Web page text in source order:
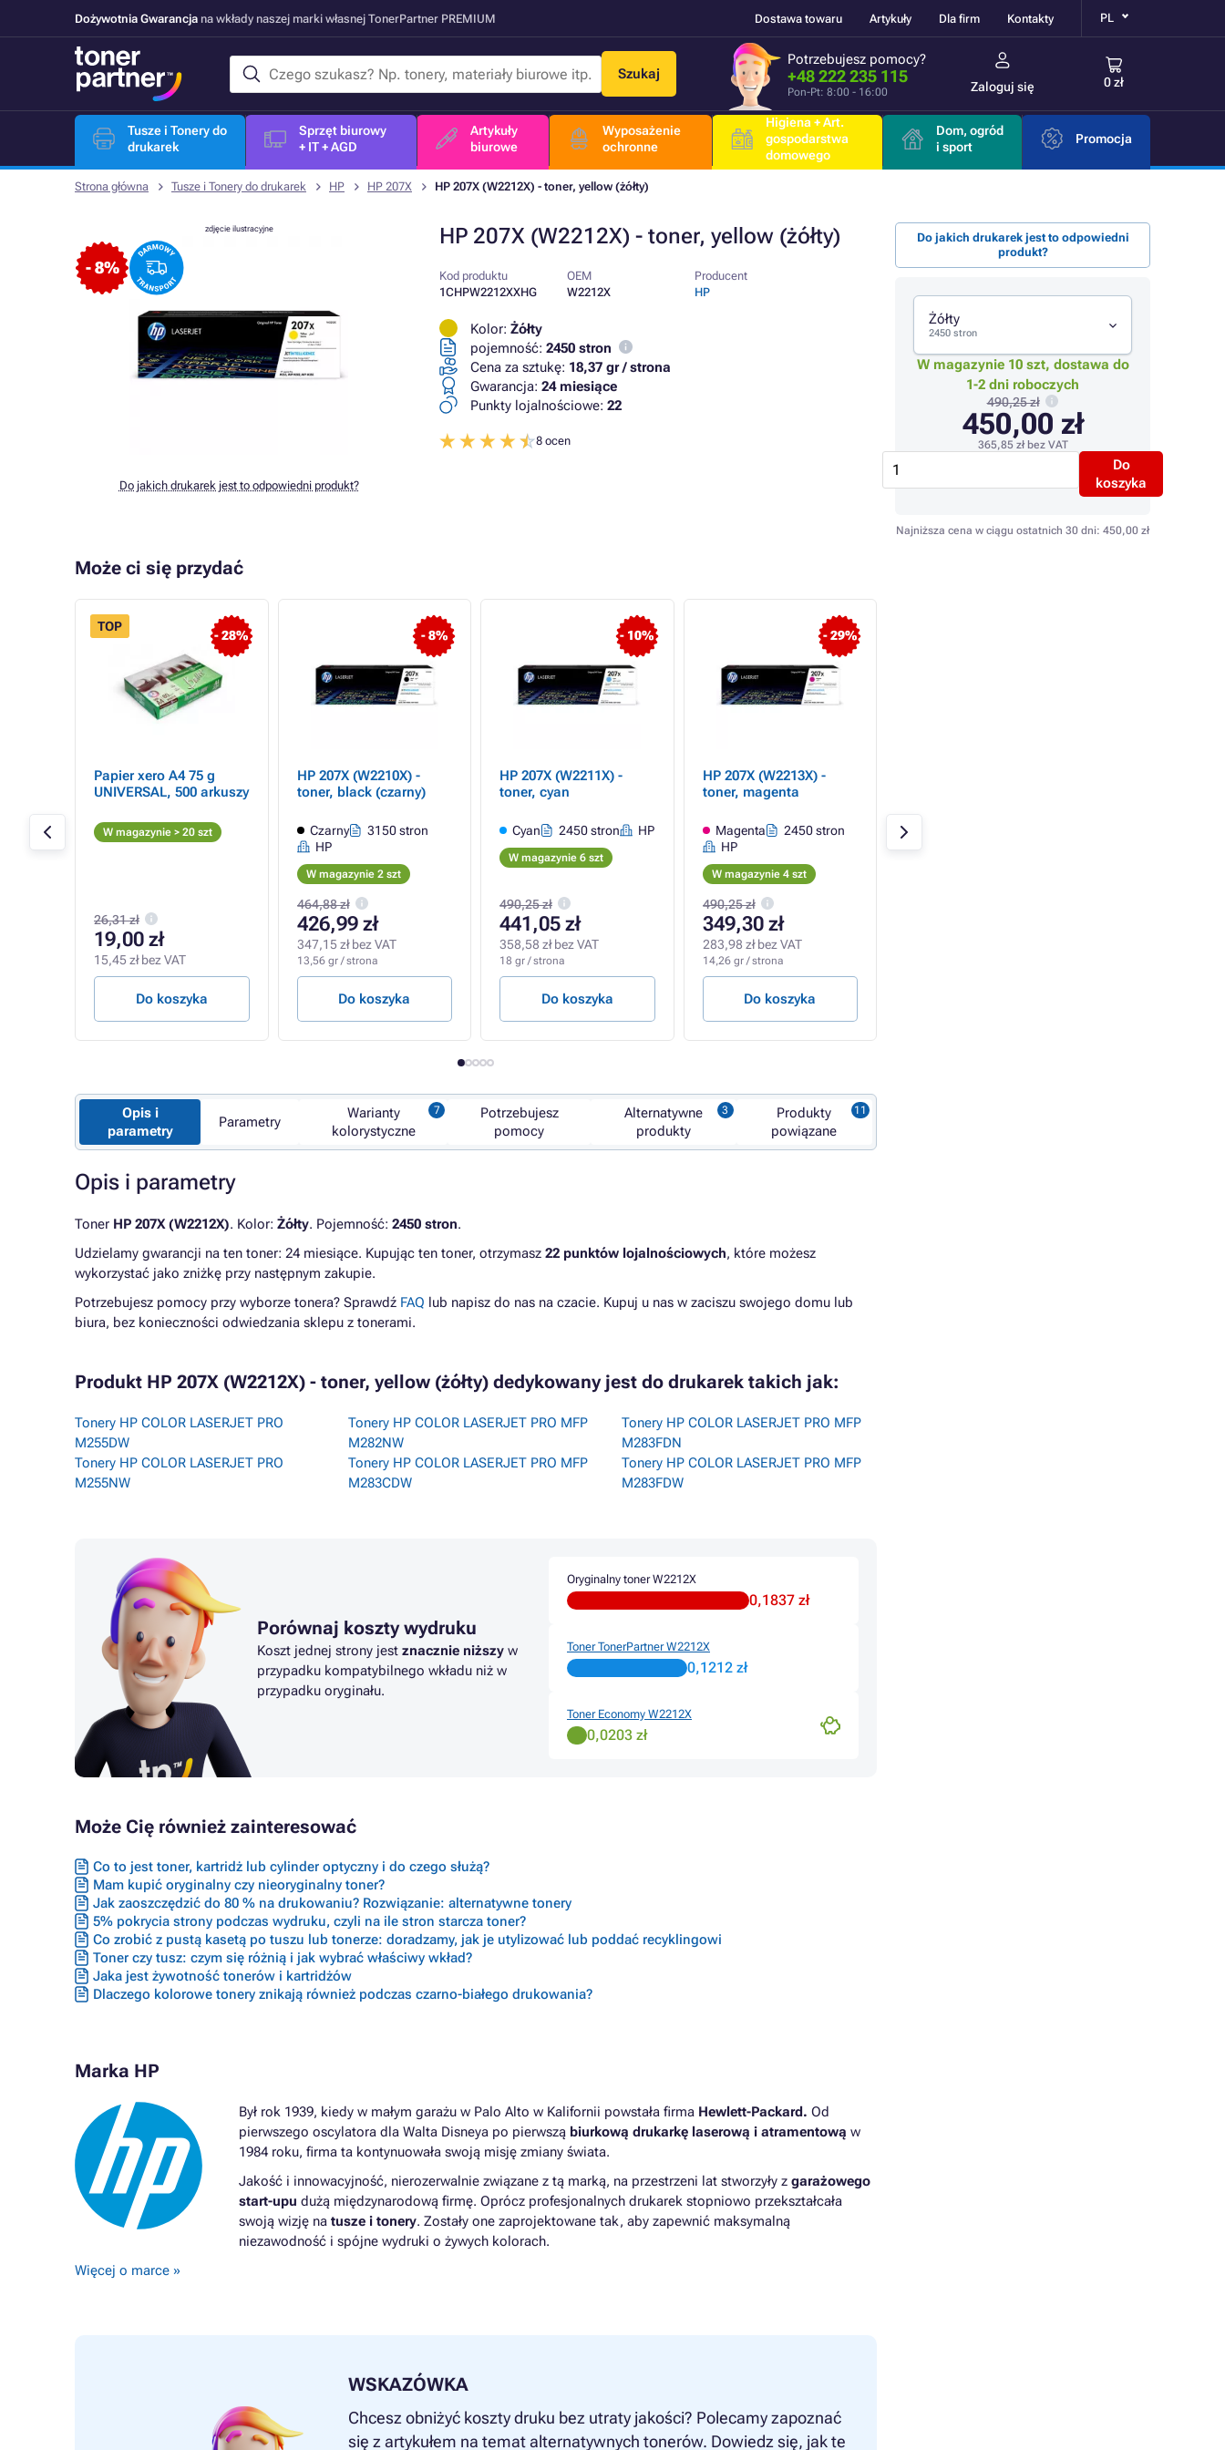
Dożywotnia Gwarancja na wkłady naszej marki własnej TonerPartner PREMIUM Dostawa towaru Artykuły Dla firm Kontakty PL
Szukaj
Potrzebujesz pomocy?
+48 222 235 115
Pon-Pt: 8:00 - 16:00 Zaloguj się 0 zł
Tusze i Tonery do
drukarek
Sprzęt biurowy
+ IT + AGD
Artykuły
biurowe
Wyposażenie
ochronne
Higiena + Art.
gospodarstwa
domowego
Dom, ogród
i sport
Promocja
Strona główna Tusze i Tonery do drukarek HP HP 207X HP 207X (W2212X) - toner, yellow (żółty)
HP 207X (W2212X) - toner, yellow (żółty)
- 8%
zdjęcie ilustracyjne
Do jakich drukarek jest to odpowiedni produkt?
Kod produktu
1CHPW2212XXHG
OEM
W2212X
Producent
HP
Kolor: Żółty
pojemność: 2450 stron
Cena za sztukę: 18,37 gr / strona
Gwarancja: 24 miesiące
Punkty lojalnościowe: 22
8 ocen
Do jakich drukarek jest to odpowiedni
produkt?
Żółty
2450 stron
W magazynie 10 szt, dostawa do
1-2 dni roboczych
490,25 zł
450,00 zł
365,85 złbez VAT
Do
koszyka
Najniższa cena w ciągu ostatnich 30 dni: 450,00 zł
Może ci się przydać
- 28%
TOP
Papier xero A4 75 g
UNIVERSAL, 500 arkuszy
W magazynie > 20 szt
26,31 zł
19,00 zł
15,45 zł bez VAT
Do koszyka
- 8%
HP 207X (W2210X) -
toner, black (czarny)
Czarny
3150 stron
HP
W magazynie 2 szt
464,88 zł
426,99 zł
347,15 zł bez VAT
13,56 gr / strona
Do koszyka
- 10%
HP 207X (W2211X) -
toner, cyan
Cyan 2450 stron HP
W magazynie 6 szt
490,25 zł
441,05 zł
358,58 zł bez VAT
18 gr / strona
Do koszyka
- 29%
HP 207X (W2213X) -
toner, magenta
Magenta
2450 stron
HP
W magazynie 4 szt
490,25 zł
349,30 zł
283,98 zł bez VAT
14,26 gr / strona
Do koszyka
Opis i
parametry
Parametry
Warianty
kolorystyczne
Potrzebujesz
pomocy
Alternatywne
produkty
Produkty
powiązane
Opis i parametry
Toner HP 207X (W2212X). Kolor: Żółty. Pojemność: 2450 stron.
Udzielamy gwarancji na ten toner: 24 miesiące. Kupując ten toner, otrzymasz 22 punktów lojalnościowych, które możesz
wykorzystać jako zniżkę przy następnym zakupie.
Potrzebujesz pomocy przy wyborze tonera? Sprawdź FAQ lub napisz do nas na czacie. Kupuj u nas w zaciszu swojego domu lub
biura, bez konieczności odwiedzania sklepu z tonerami.
Produkt HP 207X (W2212X) - toner, yellow (żółty) dedykowany jest do drukarek takich jak:
Tonery HP COLOR LASERJET PRO
M255DW
Tonery HP COLOR LASERJET PRO
M255NW
Tonery HP COLOR LASERJET PRO MFP
M282NW
Tonery HP COLOR LASERJET PRO MFP
M283CDW
Tonery HP COLOR LASERJET PRO MFP
M283FDN
Tonery HP COLOR LASERJET PRO MFP
M283FDW
Porównaj koszty wydruku
Koszt jednej strony jest znacznie niższy w
przypadku kompatybilnego wkładu niż w
przypadku oryginału.
Oryginalny toner W2212X
0,1837 zł
Toner TonerPartner W2212X
0,1212 zł
Toner Economy W2212X
0,0203 zł
Może Cię również zainteresować
Co to jest toner, kartridż lub cylinder optyczny i do czego służą?
Mam kupić oryginalny czy nieoryginalny toner?
Jak zaoszczędzić do 80 % na drukowaniu? Rozwiązanie: alternatywne tonery
5% pokrycia strony podczas wydruku, czyli na ile stron starcza toner?
Co zrobić z pustą kasetą po tuszu lub tonerze: doradzamy, jak je utylizować lub poddać recyklingowi
Toner czy tusz: czym się różnią i jak wybrać właściwy wkład?
Jaka jest żywotność tonerów i kartridżów
Dlaczego kolorowe tonery znikają również podczas czarno-białego drukowania?
Marka HP
Był rok 1939, kiedy w małym garażu w Palo Alto w Kalifornii powstała firma Hewlett-Packard. Od
pierwszego oscylatora dla Walta Disneya po pierwszą biurkową drukarkę laserową i atramentową w
1984 roku, firma ta kontynuowała swoją misję zmiany świata.
Jakość i innowacyjność, nierozerwalnie związane z tą marką, na przestrzeni lat stworzyły z garażowego
start-upu dużą międzynarodową firmę. Oprócz profesjonalnych drukarek stopniowo przekształcała
swoją wizję na tusze i tonery. Zostały one zaprojektowane tak, aby zapewnić maksymalną
niezawodność i spójne wydruki o żywych kolorach.
Więcej o marce »
WSKAZÓWKA
Chcesz obniżyć koszty druku bez utraty jakości? Polecamy zapoznać
się z artykułem na temat alternatywnych tonerów. Dowiedz się, jak te